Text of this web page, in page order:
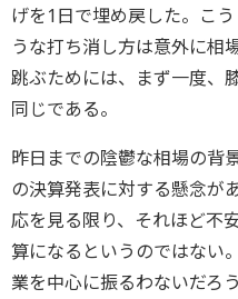
げを1日で埋め戻した。こ
うな打ち消し方は意外に相
跳ぶためには、まず一度、
同じである。
昨日までの陰鬱な相場の背
の決算発表に対する懸念が
応を見る限り、それほど不
算になるというのではない
業を中心に振るわないだろ